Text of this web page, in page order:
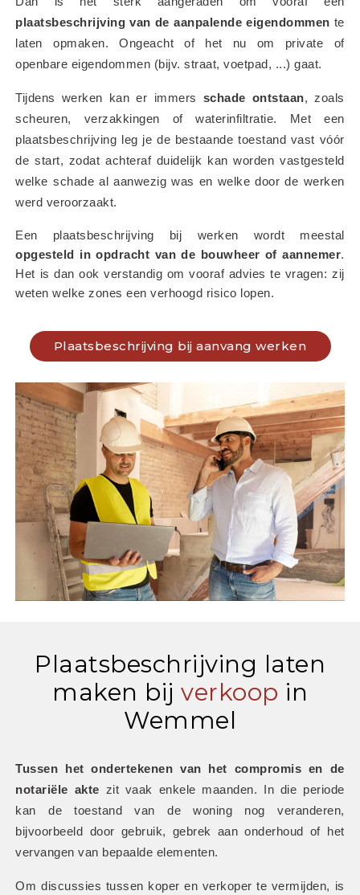
plaatsbeschrijving van de aanpalende eigendommen te
laten opmaken. Ongeacht of het nu om private of
openbare eigendommen (bijv. straat, voetpad, ...) gaat.
Tijdens werken kan er immers schade ontstaan, zoals
scheuren, verzakkingen of waterinfiltratie. Met een
plaatsbeschrijving leg je de bestaande toestand vast vóór
de start, zodat achteraf duidelijk kan worden vastgesteld
welke schade al aanwezig was en welke door de werken
werd veroorzaakt.
opgesteld in opdracht van de bouwheer of aannemer.
Het is dan ook verstandig om vooraf advies te vragen: zij
weten welke zones een verhoogd risico lopen.
Plaatsbeschrijving bij aanvang werken
Plaatsbeschrijving laten
maken bij verkoop in
Wemmel
Tussen het ondertekenen van het compromis en de
notariële akte zit vaak enkele maanden. In die periode
kan de toestand van de woning nog veranderen,
bijvoorbeeld door gebruik, gebrek aan onderhoud of het
vervangen van bepaalde elementen.
Om discussies tussen koper en verkoper te vermijden, is